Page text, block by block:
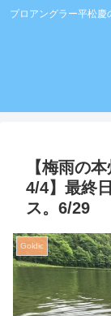
プロアングラー平松
【梅雨の
4/4】最終
ス。6/29
Goldic